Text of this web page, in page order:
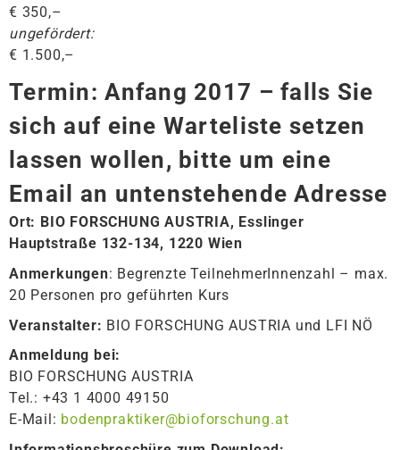
€ 350,–
ungefördert:
€ 1.500,–
Termin:Anfang 2017 – falls Sie
sich auf eine Warteliste setzen
lassen wollen, bitte um eine
Email an untenstehende Adresse
Ort: BIO FORSCHUNG AUSTRIA, Esslinger
Hauptstraße 132-134, 1220 Wien
Anmerkungen: Begrenzte TeilnehmerInnenzahl – max.
20 Personen pro geführten Kurs
Veranstalter: BIO FORSCHUNG AUSTRIA und LFI NÖ
Anmeldung bei:
BIO FORSCHUNG AUSTRIA
Tel.: +43 1 4000 49150
E-Mail: bodenpraktiker@bioforschung.at